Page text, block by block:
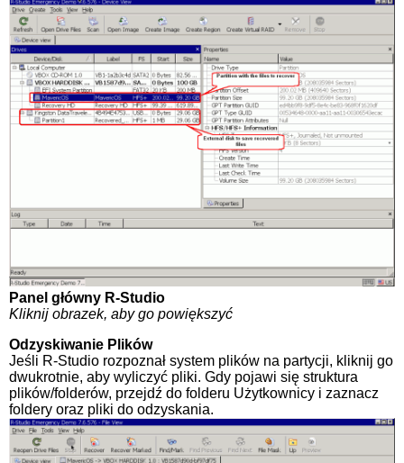
Panel główny R-Studio
Kliknij obrazek, aby go powiększyć
Odzyskiwanie Plików
Jeśli R-Studio rozpoznał system plików na partycji, kliknij go
dwukrotnie, aby wyliczyć pliki. Gdy pojawi się struktura
plików/folderów, przejdź do folderu Użytkownicy i zaznacz
foldery oraz pliki do odzyskania.